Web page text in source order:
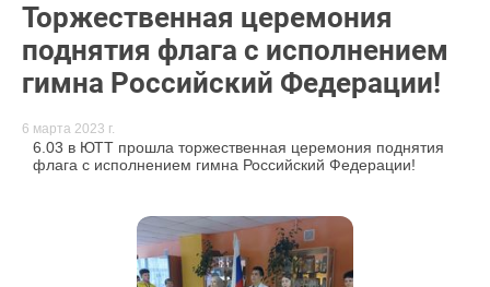
Торжественная церемония
поднятия флага с исполнением
гимна Российский Федерации!
6 марта 2023 г.
6.03 в ЮТТ прошла торжественная церемония поднятия
флага с исполнением гимна Российский Федерации!